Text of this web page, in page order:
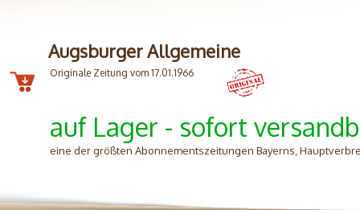
Augsburger Allgemeine
Originale Zeitung vom 17.01.1966
auf Lager - sofort
eine der größten Abonnementszeitungen Bayerns,